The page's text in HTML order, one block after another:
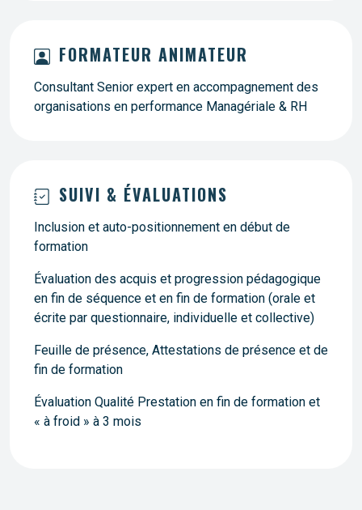
FORMATEUR ANIMATEUR
Consultant Senior expert en accompagnement des
organisations en performance Managériale & RH
SUIVI & ÉVALUATIONS
Inclusion et auto-positionnement en début de
formation
Évaluation des acquis et progression pédagogique
en fin de séquence et en fin de formation (orale et
écrite par questionnaire, individuelle et collective)
Feuille de présence, Attestations de présence et de
fin de formation
Évaluation Qualité Prestation en fin de formation et
« à froid » à 3 mois